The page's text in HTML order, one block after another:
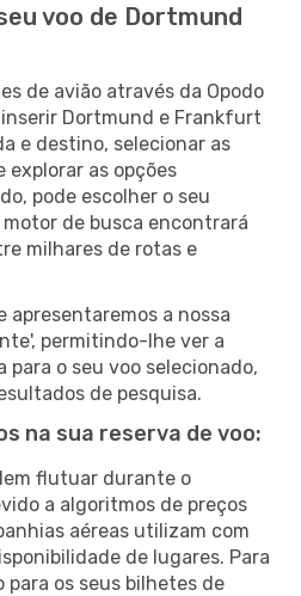
voo de Dortmund
de avião através da Opodo
Dortmund e Frankfurt
e destino, selecionar as
explorar as opções
pode escolher o seu
de busca encontrará
milhares de rotas e
apresentaremos a nossa
permitindo-lhe ver a
o seu voo selecionado,
de pesquisa.
na sua reserva de voo:
flutuar durante o
a algoritmos de preços
aéreas utilizam com
de lugares. Para
os seus bilhetes de